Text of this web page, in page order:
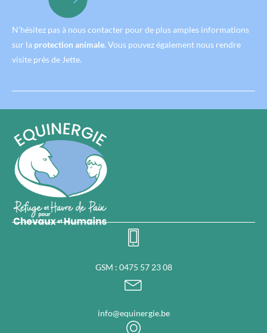
N’hésitez pas à nous contacter pour de plus amples informations
sur la protection animale. Vous pouvez également nous rendre
visite près de Jette.
GSM : 0475 57 23 08
info@equinergie.be